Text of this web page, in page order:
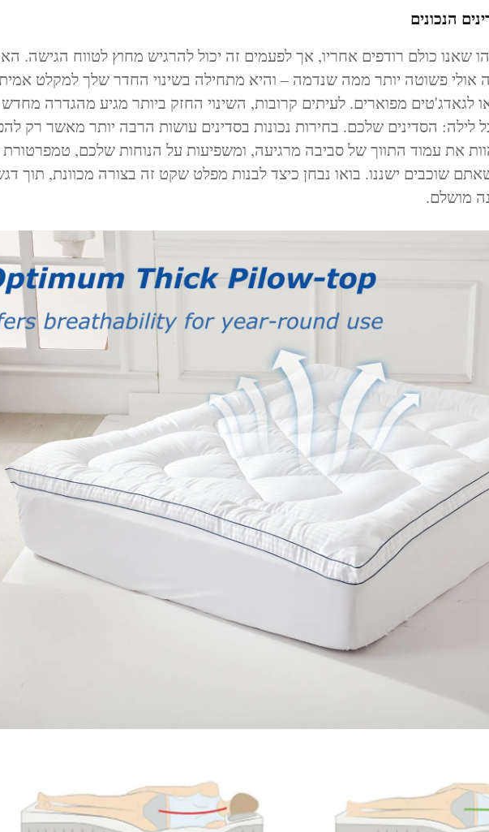
הנכונים
שאנו כולם רודפים אחריו, אך לפעמים זה יכול להרגיש מחוץ לטווח הגישה.
אולי פשוטה יותר ממה שנדמה – והיא מתחילה בשינוי החדר שלך למקלט
לגאדג'טים מפוארים. לעיתים קרובות, השינוי החזק ביותר מגיע מהגדרה
הסדינים שלכם. בחירות נכונות בסדינים עושות הרבה יותר מאשר רק
את עמוד התווך של סביבה מרגיעה, ומשפיעות על הנוחות שלכם, טמפרטורת
שוכבים ישננו. בואו נבחן כיצד לבנות מפלט שקט זה בצורה מכוונת, תוך
מושלם.